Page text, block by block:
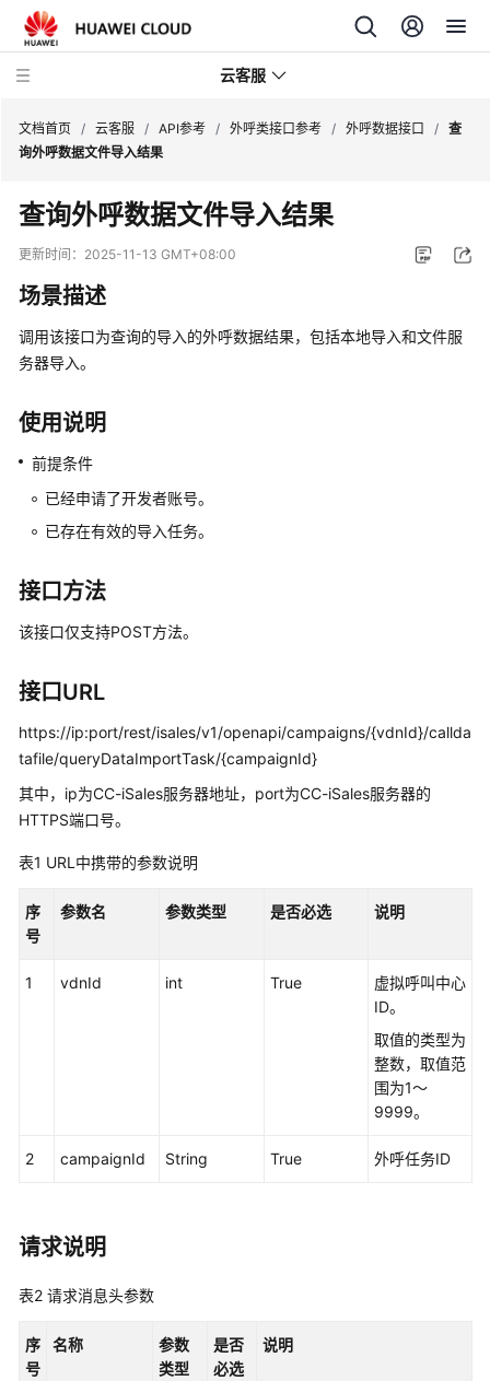
云客服
产
品
介
速
入
户
指
格
明
开
指
南
API
考
接
权
参
（API
文档首页 / 云客服 / API参考 / 外呼类接口参考 / 外呼数据接口 / 查
询外呼数据文件导入结果
查询外呼数据文件导入结果
更新时间： 2025-11-13 GMT+08:00
场景描述
调用该接口为查询的导入的外呼数据结果，包括本地导入和文件服
务器导入。
使用说明
前提条件
已经申请了开发者账号。
已存在有效的导入任务。
接口方法
该接口仅支持POST方法。
接口URL
https://ip:port/rest/isales/v1/openapi/campaigns/{vdnId}/callda
tafile/queryDataImportTask/{campaignId}
其中，ip为CC-iSales服务器地址，port为CC-iSales服务器的
HTTPS端口号。
表1 URL中携带的参数说明
序
号
参数名 参数类型 是否必选 说明
1 vdnId int True
虚拟呼叫中心
ID。
取值的类型为
整数，取值范
围为1～
9999。
2 campaignId String True 外呼任务ID
请求说明
表2 请求消息头参数
序
号
名称
参数
类型
是否
必选
说明